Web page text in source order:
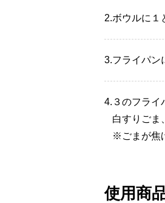
2.ボウルに１
3.フライパン
4. ３のフラ
白すりごま
※ごまが焦
使用商